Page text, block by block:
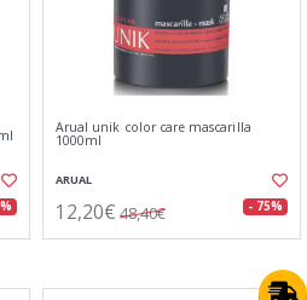
Arual unik color care mascarilla
1000ml
ARUAL
12,20€ 48,40€ - 75%